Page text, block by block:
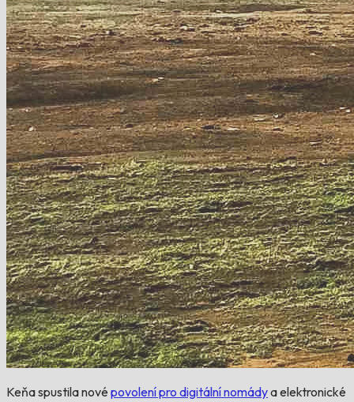
Keňa spustila nové povolení pro digitální nomádya elektronické